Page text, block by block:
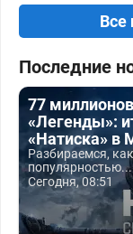
Все
Последние
77
«Легенды»:
«Натиска» в
Разбираемся,
популярностью...
Сегодня, 08:51